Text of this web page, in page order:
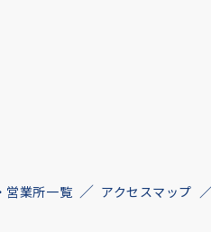
営業所一覧 アクセスマップ